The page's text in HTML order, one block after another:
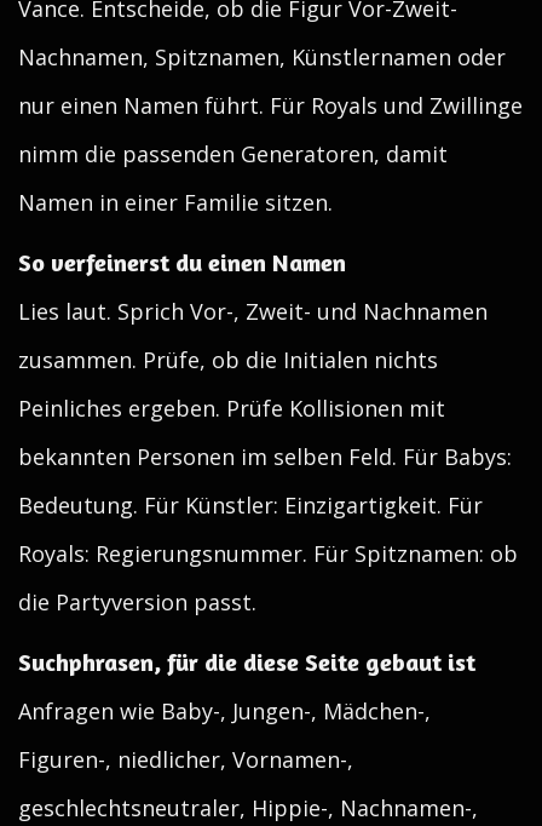
Vance. Entscheide, ob die Figur Vor-Zweit-
Nachnamen, Spitznamen, Künstlernamen oder
nur einen Namen führt. Für Royals und Zwillinge
nimm die passenden Generatoren, damit
Namen in einer Familie sitzen.
So verfeinerst du einen Namen
Lies laut. Sprich Vor-, Zweit- und Nachnamen
zusammen. Prüfe, ob die Initialen nichts
Peinliches ergeben. Prüfe Kollisionen mit
bekannten Personen im selben Feld. Für Babys:
Bedeutung. Für Künstler: Einzigartigkeit. Für
Royals: Regierungsnummer. Für Spitznamen: ob
die Partyversion passt.
Suchphrasen, für die diese Seite gebaut ist
Anfragen wie Baby-, Jungen-, Mädchen-,
Figuren-, niedlicher, Vornamen-,
geschlechtsneutraler, Hippie-, Nachnamen-,